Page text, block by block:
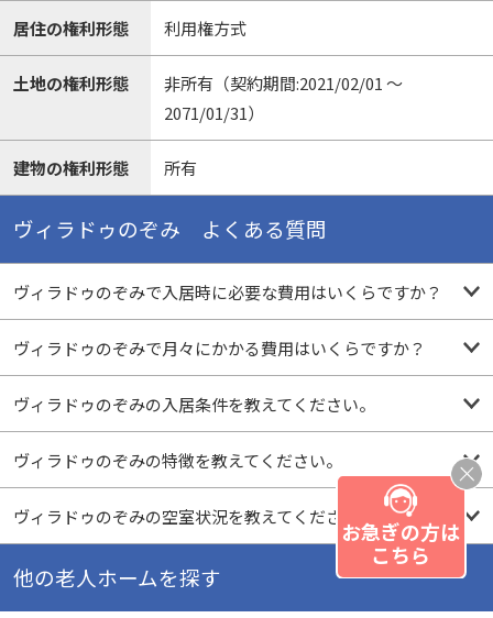
居住の権利形態 利用権方式
土地の権利形態
非所有（契約期間:2021/02/01 〜
2071/01/31）
建物の権利形態 所有
ヴィラドゥのぞみ よくある質問
ヴィラドゥのぞみで入居時に必要な費用はいくらですか？
ヴィラドゥのぞみで月々にかかる費用はいくらですか？
ヴィラドゥのぞみの入居条件を教えてください。
ヴィラドゥのぞみの特徴を教えてください。
ヴィラドゥのぞみの空室状況を教えてください。
他の老人ホームを探す
お急ぎの方は
こちら